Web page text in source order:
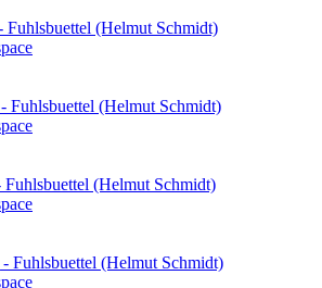
(Helmut Schmidt)
(Helmut Schmidt)
(Helmut Schmidt)
Fuhlsbuettel (Helmut Schmidt)